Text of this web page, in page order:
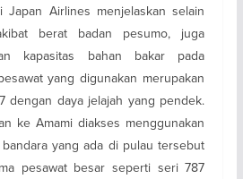
Japan Airlines menjelaskan selain
berat badan pesumo, juga
kapasitas bahan bakar pada
yang digunakan merupakan
dengan daya jelajah yang pendek.
ke Amami diakses menggunakan
yang ada di pulau tersebut
pesawat besar seperti seri 787